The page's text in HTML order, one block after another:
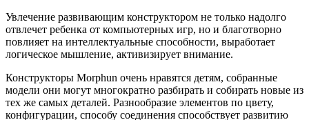
Увлечение развивающим конструктором не только надолго
отвлечет ребенка от компьютерных игр, но и благотворно
повлияет на интеллектуальные способности, выработает
логическое мышление, активизирует внимание.
Конструкторы Morphun очень нравятся детям, собранные
модели они могут многократно разбирать и собирать новые из
тех же самых деталей. Разнообразие элементов по цвету,
конфигурации, способу соединения способствует развитию